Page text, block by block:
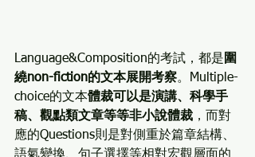
Language&Composition的考試，都是圍
繞non-fiction的文本展開考察。Multiple-
choice的文本體裁可以是演講、科學手
稿、觀點類文章等等非小說體裁 ，而對
應的Questions則是對側重於篇章結構、